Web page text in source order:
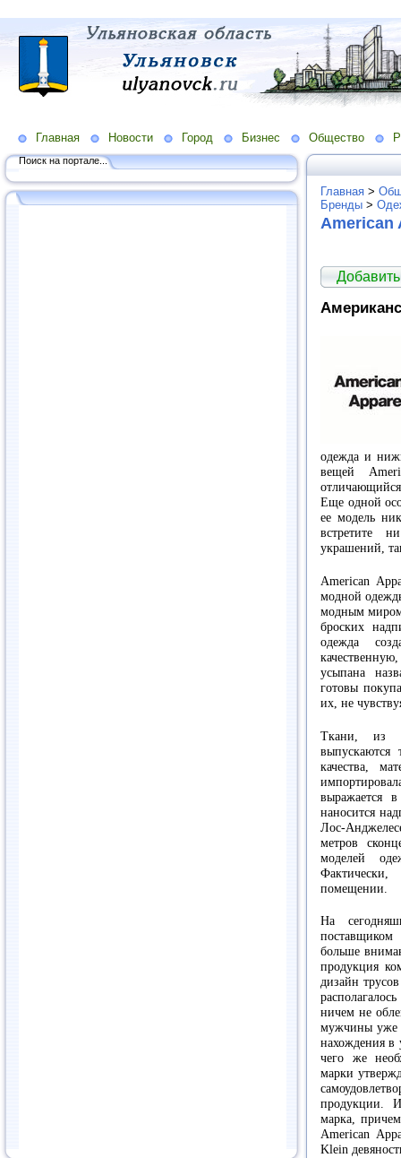
Главная Новости Город Бизнес Общество
Поиск на портале...
Главная >
Бренды >
American
одежда и
вещей
Еще одной
ее модель
встретите
украшений,
American
модной
модным
броских
одежда
усыпана
готовы
их, не
Ткани, из
качества,
выражается
наносится
Лос-
метров
моделей
помещении.
На
больше
продукция
дизайн
ничем не
мужчины уже
нахождения в
чего же
марки
продукции.
марка,
American
Klein